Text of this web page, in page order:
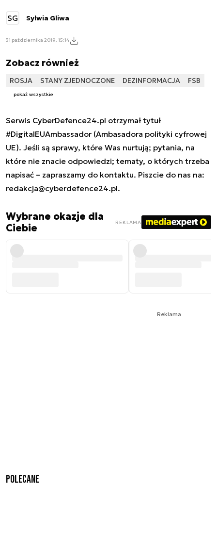
SG Sylwia Gliwa
31 października 2019, 15:14
Zobacz również
ROSJA STANY ZJEDNOCZONE DEZINFORMACJA FSB
pokaż wszystkie
Serwis CyberDefence24.pl otrzymał tytuł
#DigitalEUAmbassador (Ambasadora polityki cyfrowej
UE). Jeśli są sprawy, które Was nurtują; pytania, na
które nie znacie odpowiedzi; tematy, o których trzeba
napisać – zapraszamy do kontaktu. Piszcie do nas na:
redakcja@cyberdefence24.pl.
Wybrane okazje dla
Ciebie
REKLAMA
Reklama
Polecane